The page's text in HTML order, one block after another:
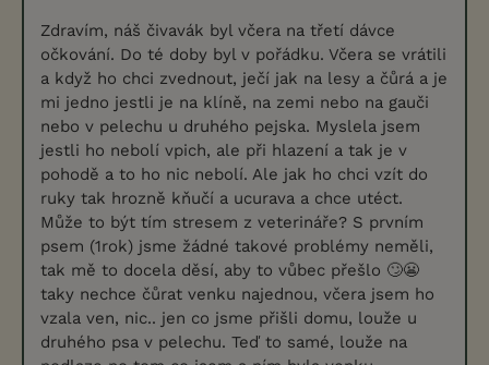
Zdravím, náš čivavák byl včera na třetí dávce
očkování. Do té doby byl v pořádku. Včera se vrátili
a když ho chci zvednout, ječí jak na lesy a čůrá a je
mi jedno jestli je na klíně, na zemi nebo na gauči
nebo v pelechu u druhého pejska. Myslela jsem
jestli ho nebolí vpich, ale při hlazení a tak je v
pohodě a to ho nic nebolí. Ale jak ho chci vzít do
ruky tak hrozně kňučí a ucurava a chce utéct.
Může to být tím stresem z veterináře? S prvním
psem (1rok) jsme žádné takové problémy neměli,
tak mě to docela děsí, aby to vůbec přešlo 🙄😬
taky nechce čůrat venku najednou, včera jsem ho
vzala ven, nic.. jen co jsme přišli domu, louže u
druhého psa v pelechu. Teď to samé, louže na